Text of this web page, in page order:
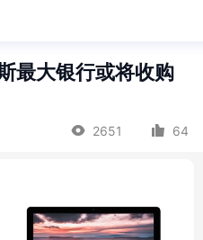
最大银行或将收购
2651 64